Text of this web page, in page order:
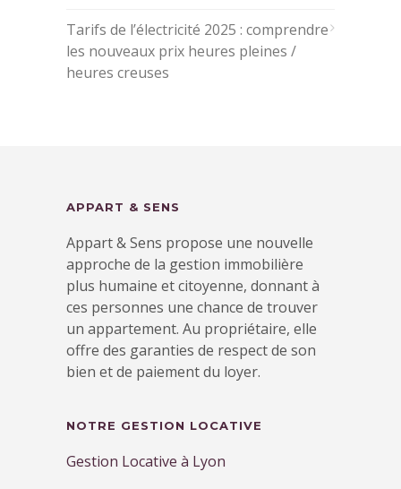
Tarifs de l’électricité 2025 : comprendre
les nouveaux prix heures pleines /
heures creuses
APPART & SENS
Appart & Sens propose une nouvelle
approche de la gestion immobilière
plus humaine et citoyenne, donnant à
ces personnes une chance de trouver
un appartement. Au propriétaire, elle
offre des garanties de respect de son
bien et de paiement du loyer.
NOTRE GESTION LOCATIVE
Gestion Locative à Lyon